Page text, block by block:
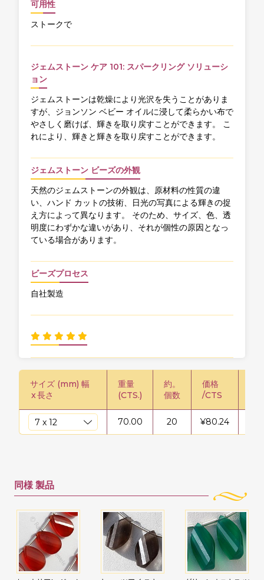
可用性
ストークで
ジェムストーン ケア 101: スパークリング ソリューシ
ョン
ジェムストーンは乾燥により光沢を失うことがありま
すが、ジョンソン ベビー オイルに浸して柔らかい布で
やさしく磨けば、輝きを取り戻すことができます。 こ
れにより、輝きと輝きを取り戻すことができます。
ジェムストーン ビーズの外観
天然のジェムストーンの外観は、原材料の性質の違
い、ハンド カットの技術、日光の写真による輝きの捉
え方によって異なります。 そのため、サイズ、色、透
明度にわずかな違いがあり、それが個性の原因となっ
ている場合があります。
ビーズプロセス
自社製造
サイズ (mm) 幅
x長さ
重量
(CTS.)
約。
個数
価格
/CTS
70.00 20 ¥80.24
同様 製品